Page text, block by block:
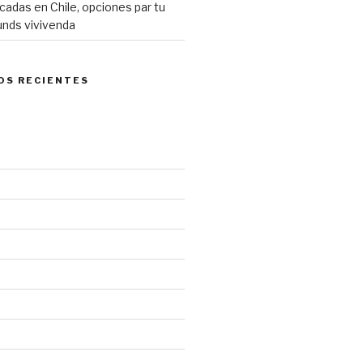
en Chile, opciones par tu
vivivenda
RECIENTES